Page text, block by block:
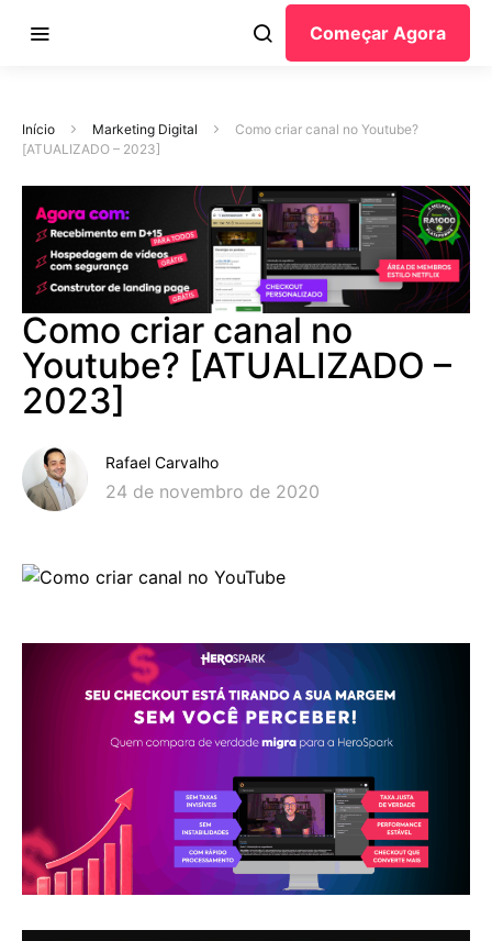
Começar Agora
Início Marketing Digital
Como criar canal no Youtube?
[ATUALIZADO – 2023]
Como criar canal no
Youtube? [ATUALIZADO –
2023]
Rafael Carvalho
24 de novembro de 2020